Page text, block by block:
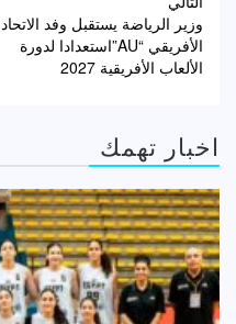
المقالات
وزير الرياضة يستقبل وفد الاتحاد
الأفريقي “AU”استعدادا لدورة
الألعاب الأفريقية 2027
اخبار تهمك